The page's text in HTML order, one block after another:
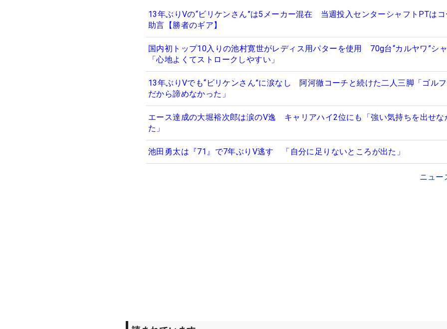
13年ぶりVの“ビリケンさん”は5メーカー混在 当週投入センターシャフトPTは
助言【勝者のギア】
国内初トップ10入りの池村寛世がレディス用パターを使用 70g台“カルヤワ”シ
「心地よくてストロークしやすい」
13年ぶりVでも“ビリケンさん”に涙なし 阿河徹コーチと続けた二人三脚「ゴル
だから諦めなかった」
エース達成の大堀裕次郎は涙のV逸 キャリアハイ2位にも「強い気持ちを出せな
た」
池田勇太は『71』で7年ぶりV逃す 「自分に足りないところが出た」
ニュー